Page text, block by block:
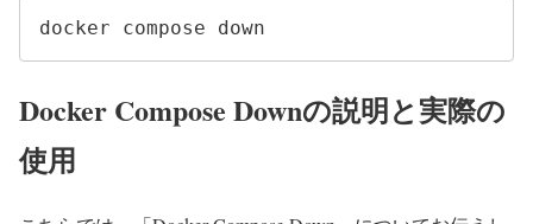
docker compose down
Docker Compose Downの説明と実際の
使用